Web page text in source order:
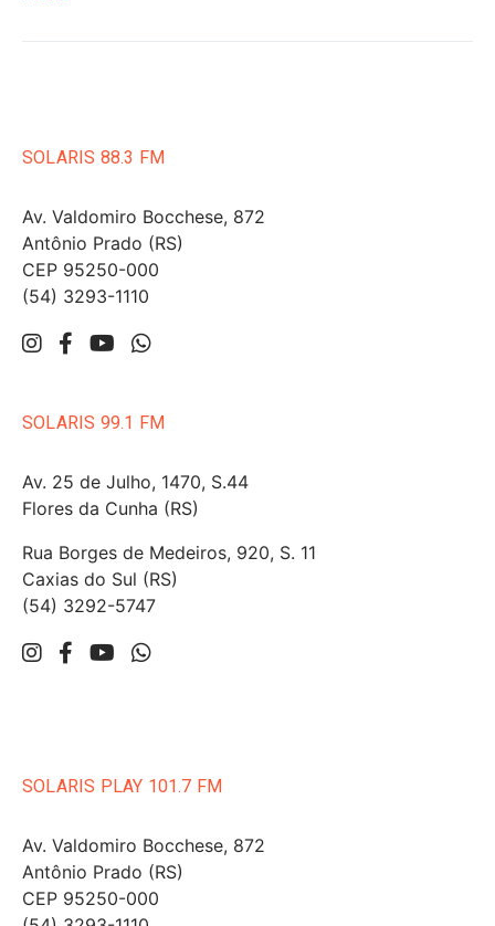
SOLARIS 88.3 FM
Av. Valdomiro Bocchese, 872
Antônio Prado (RS)
CEP 95250-000
(54) 3293-1110
SOLARIS 99.1 FM
Av. 25 de Julho, 1470, S.44
Flores da Cunha (RS)
Rua Borges de Medeiros, 920, S. 11
Caxias do Sul (RS)
(54) 3292-5747
SOLARIS PLAY 101.7 FM
Av. Valdomiro Bocchese, 872
Antônio Prado (RS)
CEP 95250-000